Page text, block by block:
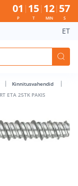
ETA 25TK
01
P
15
T
12
MIN
56
S
ET
Kinnitusvahendid
ETA 25TK PAKIS